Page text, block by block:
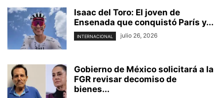
Isaac del Toro: El joven de
Ensenada que conquistó París y...
INTERNACIONAL julio 26, 2026
Gobierno de México solicitará a la
FGR revisar decomiso de
bienes...